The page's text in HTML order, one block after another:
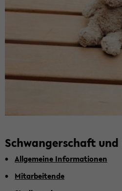
Schwan­ger­schaft
All­ge­mei­ne In­for­ma­tio­nen
Mit­ar­bei­ten­de